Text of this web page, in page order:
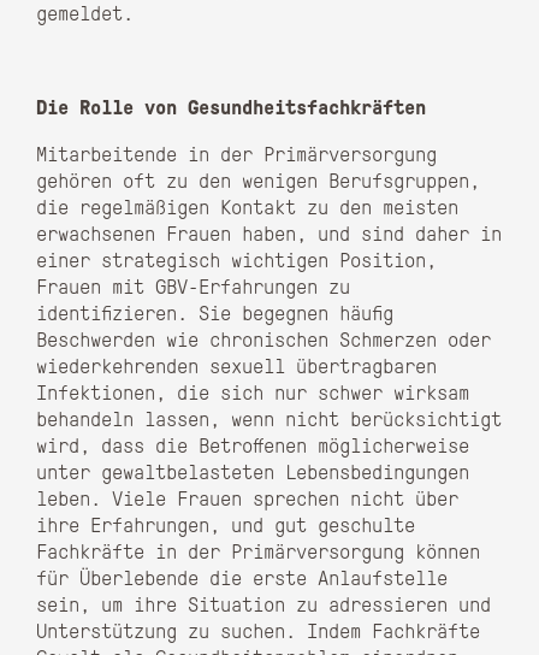
gemeldet.
Die Rolle von Gesundheitsfachkräften
Mitarbeitende in der Primärversorgung
gehören oft zu den wenigen Berufsgruppen,
die regelmäßigen Kontakt zu den meisten
erwachsenen Frauen haben, und sind daher in
einer strategisch wichtigen Position,
Frauen mit GBV-Erfahrungen zu
identifizieren. Sie begegnen häufig
Beschwerden wie chronischen Schmerzen oder
wiederkehrenden sexuell übertragbaren
Infektionen, die sich nur schwer wirksam
behandeln lassen, wenn nicht berücksichtigt
wird, dass die Betroffenen möglicherweise
unter gewaltbelasteten Lebensbedingungen
leben. Viele Frauen sprechen nicht über
ihre Erfahrungen, und gut geschulte
Fachkräfte in der Primärversorgung können
für Überlebende die erste Anlaufstelle
sein, um ihre Situation zu adressieren und
Unterstützung zu suchen. Indem Fachkräfte